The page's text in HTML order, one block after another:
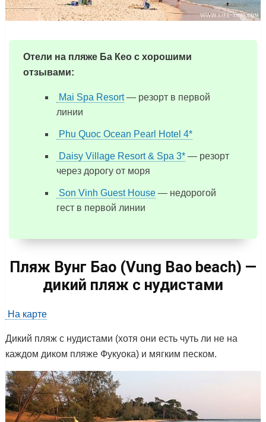
Отели на пляже Ба Кео с хорошими
отзывами:
Mai Spa Resort— резорт в первой
линии
Phu Quoc Ocean Pearl Hotel 4*
Daisy Village Resort & Spa 3* — резорт
через дорогу от моря
Son Vinh Guest House — недорогой
гест в первой линии
Пляж Вунг Бао (Vung Bao beach) —
дикий пляж с нудистами
На карте
Дикий пляж с нудистами (хотя они есть чуть ли не на
каждом диком пляже Фукуока) и мягким песком.